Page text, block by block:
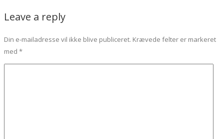
Leave a reply
Din e-mailadresse vil ikke blive publiceret. Krævede felter er markeret
med *